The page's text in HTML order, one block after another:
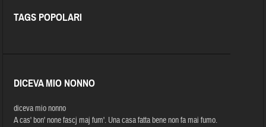
TAGS POPOLARI
DICEVA MIO NONNO
diceva mio nonno
A cas' bon' none fascj maj fum'. Una casa fatta bene non fa mai fumo.